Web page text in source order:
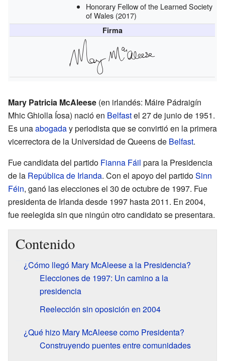
Honorary Fellow of the Learned Society
of Wales (2017)
Firma
Mary Patricia McAleese (en irlandés: Máire Pádraigín
Mhic Ghiolla Íosa) nació en Belfastel 27 de junio de 1951.
Es unaabogaday periodista que se convirtió en la primera
vicerrectora de la Universidad de Queens de Belfast.
Fue candidata del partido Fianna Fáil para la Presidencia
de la República de Irlanda. Con el apoyo del partidoSinn
Féin, ganó las elecciones el 30 de octubre de 1997. Fue
presidenta de Irlanda desde 1997 hasta 2011. En 2004,
fue reelegida sin que ningún otro candidato se presentara.
Contenido
¿Cómo llegó Mary McAleese a la Presidencia?
Elecciones de 1997: Un camino a la
presidencia
Reelección sin oposición en 2004
¿Qué hizo Mary McAleese como Presidenta?
Construyendo puentes entre comunidades